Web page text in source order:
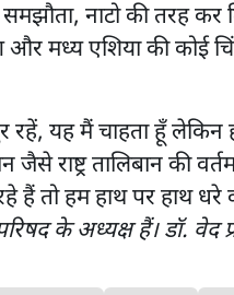
नाटो की तरह कर
मध्य एशिया की कोई
यह मैं चाहता हूँ लेकिन
जैसे राष्ट्र तालिबान की
हैं तो हम हाथ पर हाथ धरे
के अध्यक्ष हैं। डॉ. वेद